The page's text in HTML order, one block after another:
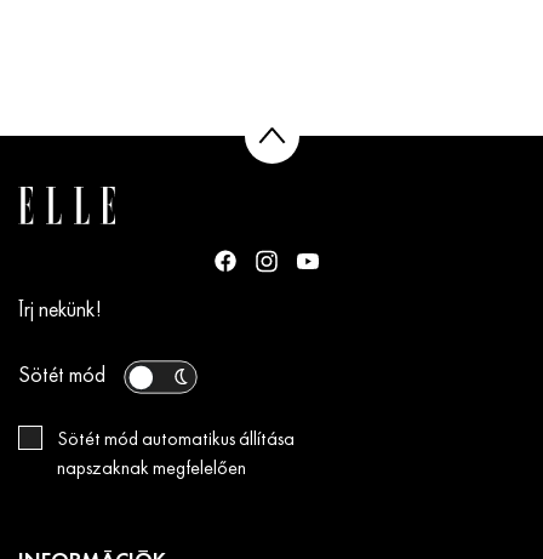
Írj nekünk!
Sötét mód
Sötét mód automatikus állítása
napszaknak megfelelően